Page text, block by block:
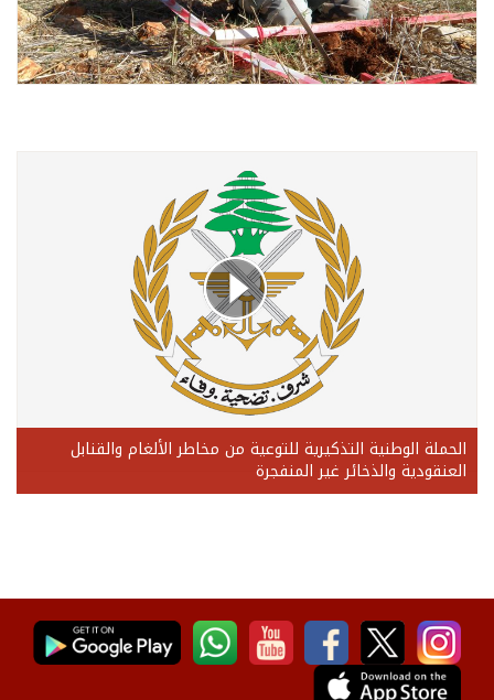
الحملة الوطنية التذكيرية للتوعية من مخاطر الألغام والقنابل
العنقودية والذخائر غير المنفجرة